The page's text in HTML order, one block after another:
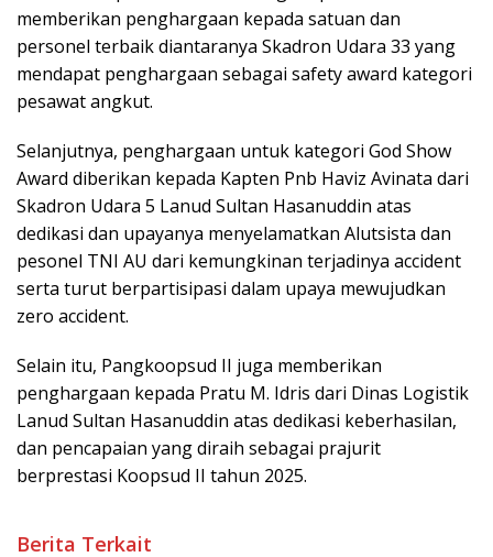
memberikan penghargaan kepada satuan dan
personel terbaik diantaranya Skadron Udara 33 yang
mendapat penghargaan sebagai safety award kategori
pesawat angkut.
Selanjutnya, penghargaan untuk kategori God Show
Award diberikan kepada Kapten Pnb Haviz Avinata dari
Skadron Udara 5 Lanud Sultan Hasanuddin atas
dedikasi dan upayanya menyelamatkan Alutsista dan
pesonel TNI AU dari kemungkinan terjadinya accident
serta turut berpartisipasi dalam upaya mewujudkan
zero accident.
Selain itu, Pangkoopsud II juga memberikan
penghargaan kepada Pratu M. Idris dari Dinas Logistik
Lanud Sultan Hasanuddin atas dedikasi keberhasilan,
dan pencapaian yang diraih sebagai prajurit
berprestasi Koopsud II tahun 2025.
Berita Terkait